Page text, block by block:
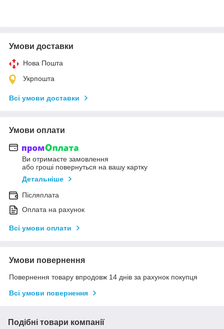
Умови доставки
Нова Пошта
Укрпошта
Всі умови доставки
Умови оплати
Ви отримаєте замовлення
або гроші повернуться на вашу картку
Детальніше
Післяплата
Оплата на рахунок
Всі умови оплати
Умови повернення
Повернення товару впродовж 14 днів за рахунок покупця
Всі умови повернення
Подібні товари компанії